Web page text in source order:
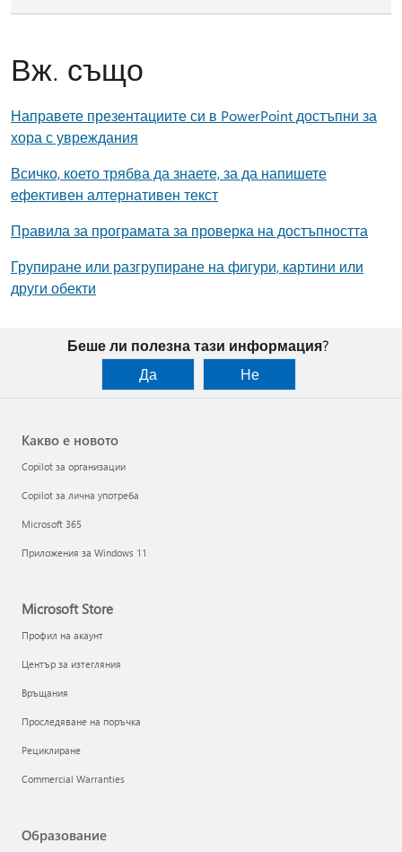
Вж. също
Направете презентациите си в PowerPoint достъпни за
хора с увреждания
Всичко, което трябва да знаете, за да напишете
ефективен алтернативен текст
Правила за програмата за проверка на достъпността
Групиране или разгрупиране на фигури, картини или
други обекти
Беше ли полезна тази информация?
Да
Не
Какво е новото
Copilot за организации
Copilot за лична употреба
Microsoft 365
Приложения за Windows 11
Microsoft Store
Профил на акаунт
Център за изтегляния
Връщания
Проследяване на поръчка
Рециклиране
Commercial Warranties
Образование